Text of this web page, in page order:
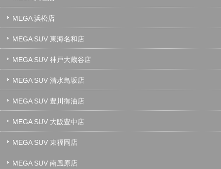
MEGA 浜松店
MEGA SUV 東海名和店
MEGA SUV 神戸大蔵谷店
MEGA SUV 清水鳥坂店
MEGA SUV 豊川御油店
MEGA SUV 大阪豊中店
MEGA SUV 東福岡店
MEGA SUV 南風原店